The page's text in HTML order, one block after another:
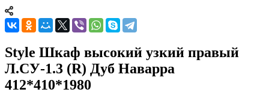
Style Шкаф высокий узкий правый
Л.СУ-1.3 (R) Дуб Наварра
412*410*1980